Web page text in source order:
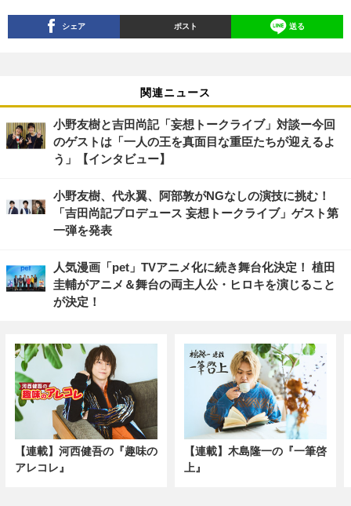
シェア ポスト 送る
関連ニュース
小野友樹と吉田尚記「妄想トークライブ」対談ー今回
のゲストは「一人の王を真面目な重臣たちが迎えるよ
う」【インタビュー】
小野友樹、代永翼、阿部敦がNGなしの演技に挑む！
「吉田尚記プロデュース 妄想トークライブ」ゲスト第
一弾を発表
人気漫画「pet」TVアニメ化に続き舞台化決定！ 植田
圭輔がアニメ＆舞台の両主人公・ヒロキを演じること
が決定！
【連載】河西健吾の『趣味の
アレコレ』
【連載】木島隆一の『一筆啓
上』